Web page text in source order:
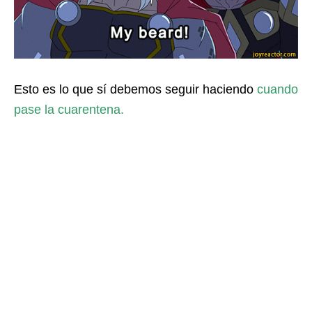
Esto es lo que sí debemos seguir haciendo cuando
pase la cuarentena.